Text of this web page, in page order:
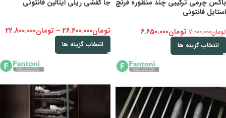
باکس چرمی ترکیبی چند منظوره فرنچ
استایل فانتونی
تومان7.000.000 تومان6.650.000
انتخاب گزینه ها
جا کفشی ریلی ایتالین فانتونی
تومان26.600.000
– تومان22.800.000
انتخاب گزینه ها